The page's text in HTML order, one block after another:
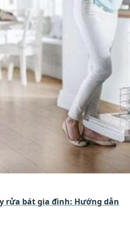
rửa bát gia đình: Hướng dẫn